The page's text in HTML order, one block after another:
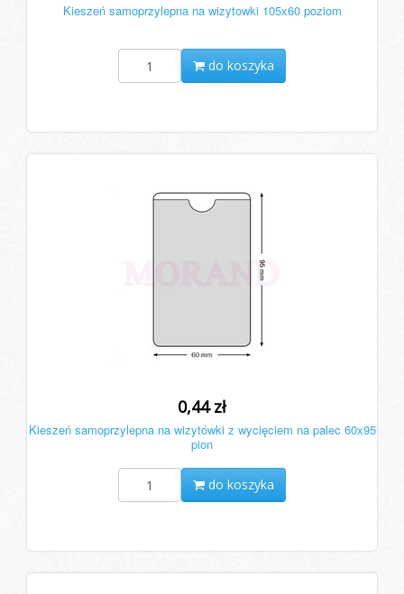
Kieszeń samoprzylepna na wizytowki 105x60 poziom
do koszyka
0,44 zł
Kieszeń samoprzylepna na wizytówki z wycięciem na palec 60x95
pion
do koszyka